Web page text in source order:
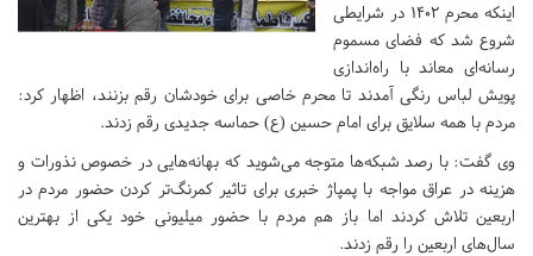
اینکه محرم ١۴٠٢ در شرایطی
شروع شد که فضای مسموم
رسانه‌ای معاند با راه‌اندازی
پویش لباس رنگی آمدند تا محرم خاصی برای خودشان رقم بزنند، اظهار کرد:
مردم با همه سلایق برای امام حسین (ع) حماسه جدیدی رقم زدند.
وی گفت: با رصد شبکه‌ها متوجه می‌شوید که بهانه‌هایی در خصوص نذورات و
هزینه در عراق مواجه با پمپاژ خبری برای تاثیر کمرنگ‌تر کردن حضور مردم در
اربعین تلاش کردند اما باز هم مردم با حضور میلیونی خود یکی از بهترین‌
سال‌های اربعین را رقم زدند.